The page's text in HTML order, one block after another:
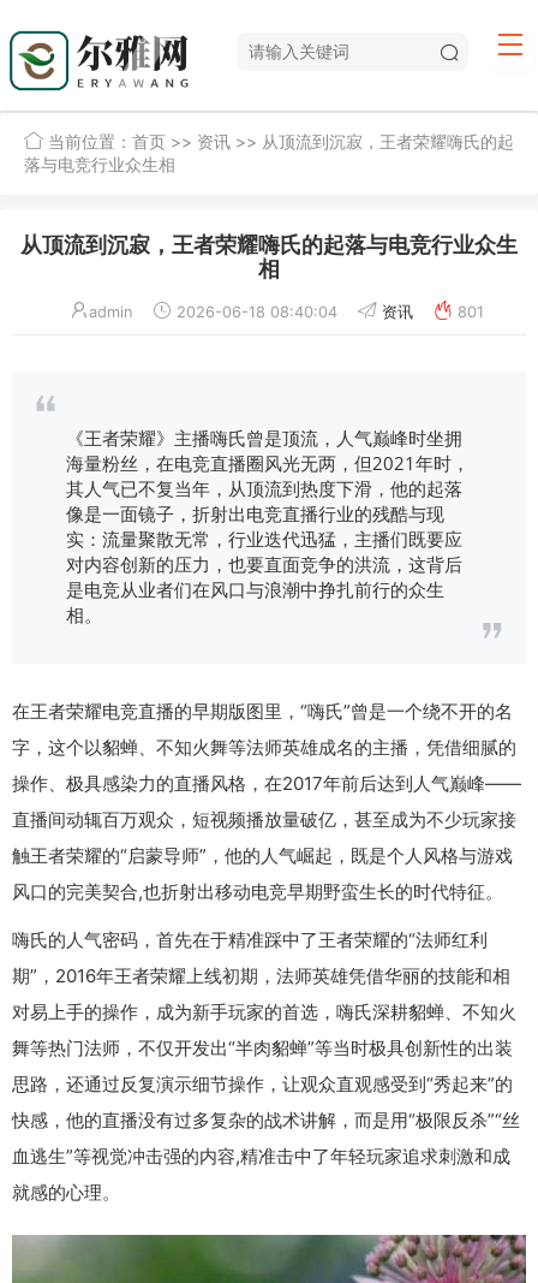
当前位置： 首页 >> 资讯 >> 从顶流到沉寂，王者荣耀嗨氏的起
落与电竞行业众生相
从顶流到沉寂，王者荣耀嗨氏的起落与电竞行业众生
相
admin 2026-06-18 08:40:04 资讯 801
《王者荣耀》主播嗨氏曾是顶流，人气巅峰时坐拥
海量粉丝，在电竞直播圈风光无两，但2021年时，
其人气已不复当年，从顶流到热度下滑，他的起落
像是一面镜子，折射出电竞直播行业的残酷与现
实：流量聚散无常，行业迭代迅猛，主播们既要应
对内容创新的压力，也要直面竞争的洪流，这背后
是电竞从业者们在风口与浪潮中挣扎前行的众生
相。
在王者荣耀电竞直播的早期版图里，“嗨氏”曾是一个绕不开的名
字，这个以貂蝉、不知火舞等法师英雄成名的主播，凭借细腻的
操作、极具感染力的直播风格，在2017年前后达到人气巅峰——
直播间动辄百万观众，短视频播放量破亿，甚至成为不少玩家接
触王者荣耀的“启蒙导师”，他的人气崛起，既是个人风格与游戏
风口的完美契合,也折射出移动电竞早期野蛮生长的时代特征。
嗨氏的人气密码，首先在于精准踩中了王者荣耀的“法师红利
期”，2016年王者荣耀上线初期，法师英雄凭借华丽的技能和相
对易上手的操作，成为新手玩家的首选，嗨氏深耕貂蝉、不知火
舞等热门法师，不仅开发出“半肉貂蝉”等当时极具创新性的出装
思路，还通过反复演示细节操作，让观众直观感受到“秀起来”的
快感，他的直播没有过多复杂的战术讲解，而是用“极限反杀”“丝
血逃生”等视觉冲击强的内容,精准击中了年轻玩家追求刺激和成
就感的心理。